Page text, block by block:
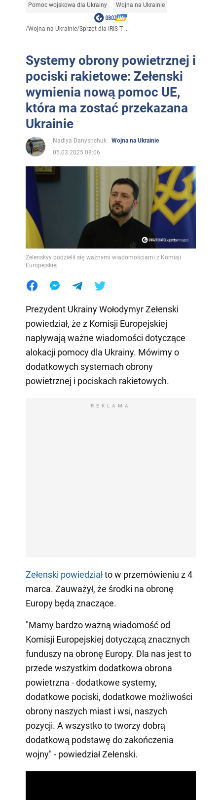
Pomoc wojskowa dla Ukrainy Wojna na Ukrainie
/Wojna na Ukrainie/Sprzęt dla IRIS-T ...
Systemy obrony powietrznej i
pociski rakietowe: Zełenski
wymienia nową pomoc UE,
która ma zostać przekazana
Ukrainie
Nadiya Danyshchuk
Wojna na Ukrainie
05.03.2025 08:06
Zelenskyy podzielił się ważnymi wiadomościami z Komisji
Europejskiej
Prezydent Ukrainy Wołodymyr Zełenski
powiedział, że z Komisji Europejskiej
napływają ważne wiadomości dotyczące
alokacji pomocy dla Ukrainy. Mówimy o
dodatkowych systemach obrony
powietrznej i pociskach rakietowych.
REKLAMA
Zełenski powiedziałto w przemówieniu z 4
marca. Zauważył, że środki na obronę
Europy będą znaczące.
"Mamy bardzo ważną wiadomość od
Komisji Europejskiej dotyczącą znacznych
funduszy na obronę Europy. Dla nas jest to
przede wszystkim dodatkowa obrona
powietrzna - dodatkowe systemy,
dodatkowe pociski, dodatkowe możliwości
obrony naszych miast i wsi, naszych
pozycji. A wszystko to tworzy dobrą
dodatkową podstawę do zakończenia
wojny" - powiedział Zełenski.